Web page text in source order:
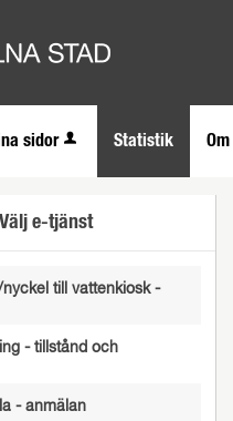
sidor Statistik Om
Välj e-tjänst
till vattenkiosk -
- tillstånd och
- anmälan